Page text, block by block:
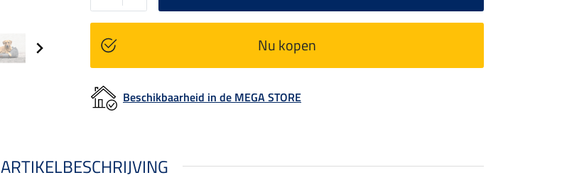
Nu kopen
Beschikbaarheid in de MEGA STORE
ARTIKELBESCHRIJVING